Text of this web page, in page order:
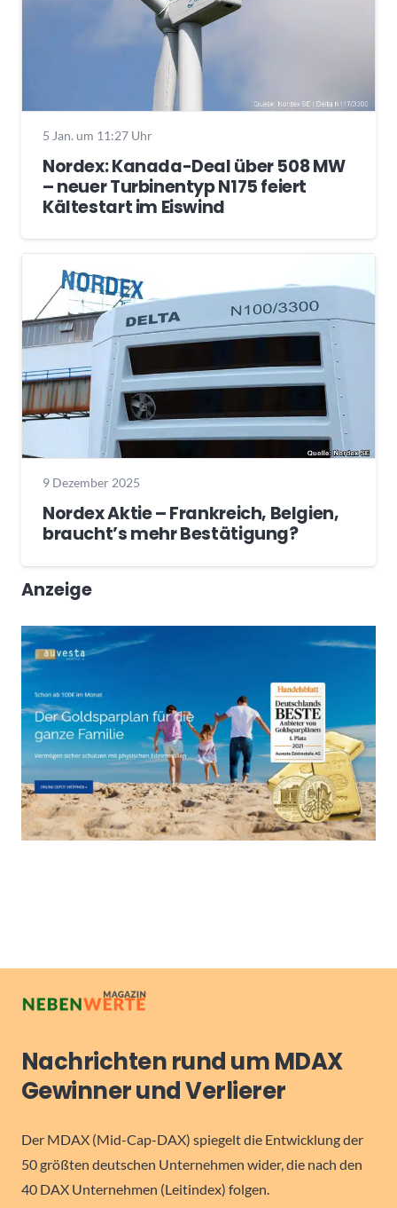
5 Jan. um 11:27 Uhr
Nordex: Kanada-Deal über 508 MW
– neuer Turbinentyp N175 feiert
Kältestart im Eiswind
9 Dezember 2025
Nordex Aktie – Frankreich, Belgien,
braucht’s mehr Bestätigung?
Anzeige
Nachrichten rund um MDAX
Gewinner und Verlierer
Der MDAX (Mid-Cap-DAX) spiegelt die Entwicklung der
50 größten deutschen Unternehmen wider, die nach den
40 DAX Unternehmen (Leitindex) folgen.